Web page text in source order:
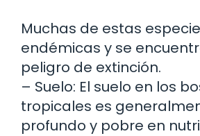
Muchas de estas
endémicas y se
peligro de extinción.
– Suelo: El suelo en los
tropicales es
profundo y pobre en